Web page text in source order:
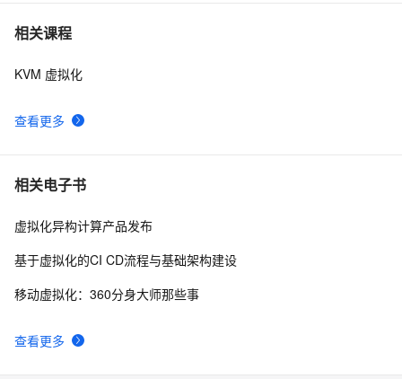
7 【qemu虚拟化】将img镜像文件转换为VMware虚拟机
8 微软桌面虚拟化所需产品及RemoteFX要求介绍
9 xen虚拟化实战系列(八)之xen虚拟机开机自启动配置
10
相关课程
查看更多
KVM 虚拟化
相关电子书
查看更多
虚拟化异构计算产品发布
基于虚拟化的CI CD流程与基础架构建设
移动虚拟化：360分身大师那些事